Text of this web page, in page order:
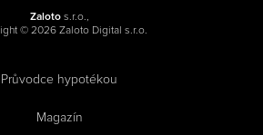
Zalotos.r.o.,
© 2026 Zaloto Digital s.r.o.
Průvodce hypotékou
Magazín